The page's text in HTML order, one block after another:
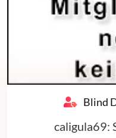
Blind
caligula69: